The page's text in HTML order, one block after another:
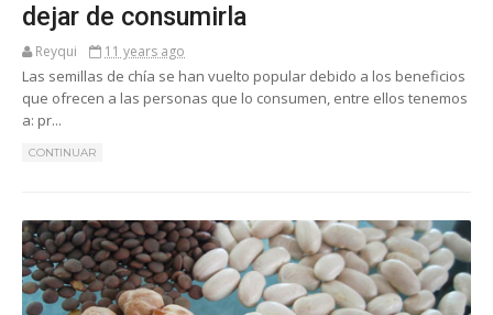
dejar de consumirla
Reyqui 11 years ago
Las semillas de chía se han vuelto popular debido a los beneficios
que ofrecen a las personas que lo consumen, entre ellos tenemos
a: pr...
CONTINUAR